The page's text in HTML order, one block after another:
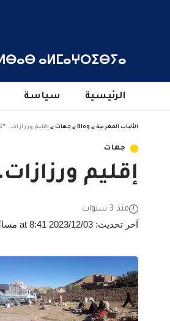
ⴰⵍⵎⴰⵖⵔⵉⴱⵢⴰ
الرئيسية سياسة
الألباب المغربية >
Blog
> جهات > إقليم ورزازات..
جهات
إقليم
آخر تحديث: 2023/12/03 at 8:41 مساءً
منذ 3 سنوات